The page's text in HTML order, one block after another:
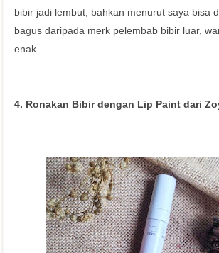
bibir jadi lembut, bahkan menurut saya bisa
bagus daripada merk pelembab bibir luar,
enak.
4. Ronakan Bibir dengan Lip Paint dari